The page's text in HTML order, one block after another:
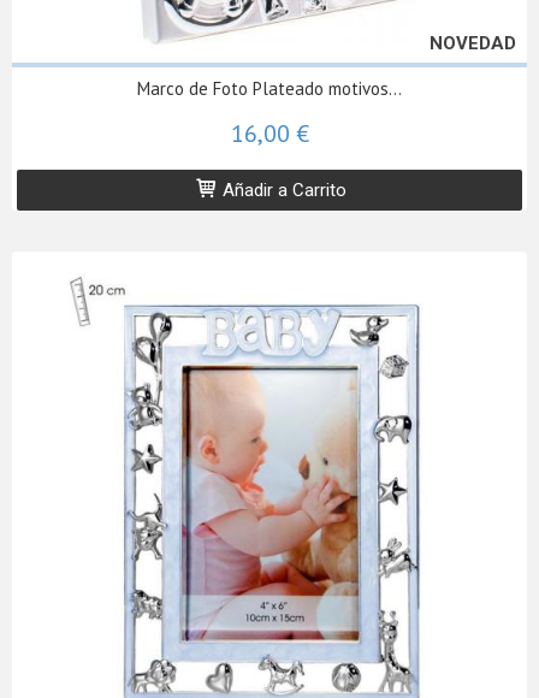
NOVEDAD
Marco de Foto Plateado motivos...
16,00 €
Añadir a Carrito